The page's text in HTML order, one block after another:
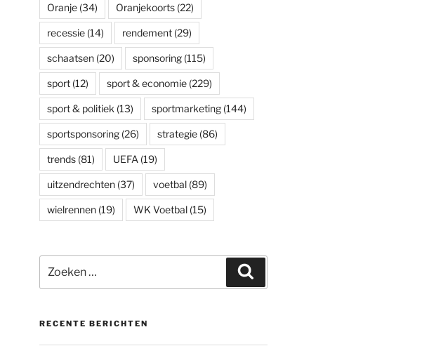
Oranje(34) Oranjekoorts(22)
recessie(14) rendement(29)
schaatsen(20) sponsoring(115)
sport(12) sport & economie(229)
sport & politiek (13) sportmarketing(144)
sportsponsoring(26) strategie(86)
trends(81) UEFA (19)
uitzendrechten(37) voetbal(89)
wielrennen(19) WK Voetbal(15)
naar:
RECENTE BERICHTEN